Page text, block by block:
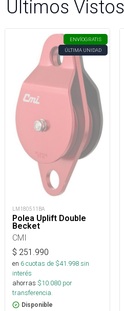
Últimos Vistos
ENVÍOGRATIS
ÚLTIMA UNIDAD
LM180511BA
Polea Uplift Double
Becket
CMI
$ 251.990
en 6cuotas de $41.998sin
interés
ahorras $10.080 por
transferencia.
Disponible